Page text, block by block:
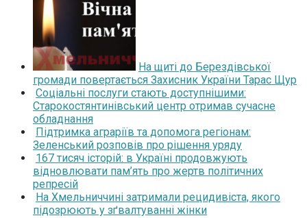
На щиті до Берездівської
громади повертається Захисник України Тарас Щур
Соціальні послуги стають доступнішими:
Старокостянтинівський центр отримав сучасне
обладнання
Підтримка аграріїв та допомога регіонам:
Зеленський розповів про рішення уряду
167 тисяч історій: в Україні продовжують
відновлювати пам’ять про жертв політичних
репресій
На Хмельниччині затримали рецидивіста, якого
підозрюють у зґвалтуванні жінки